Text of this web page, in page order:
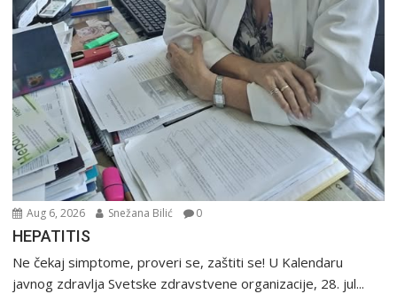
Aug 6, 2026 Snežana Bilić 0
HEPATITIS
Ne čekaj simptome, proveri se, zaštiti se! U Kalendaru
javnog zdravlja Svetske zdravstvene organizacije, 28. jul...